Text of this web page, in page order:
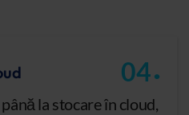
04.
la stocare în cloud,